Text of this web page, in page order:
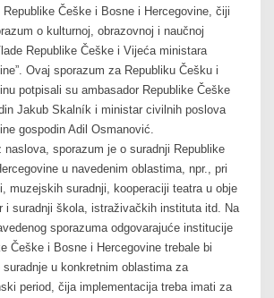
Češke i Bosne i Hercegovine, čiji
o kulturnoj, obrazovnoj i naučnoj
Republike Češke i Vijeća ministara
Ovaj sporazum za Republiku Češku i
potpisali su ambasador Republike Češke
Jakub Skalník i ministar civilnih poslova
gospodin Adil Osmanović.
naslova, sporazum je o suradnji Republike
u navedenim oblastima, npr., pri
muzejskih suradnji, kooperaciji teatra u obje
i suradnji škola, istraživačkih instituta itd. Na
sporazuma odgovarajuće institucije
Češke i Bosne i Hercegovine trebale bi
u konkretnim oblastima za
period, čija implementacija treba imati za